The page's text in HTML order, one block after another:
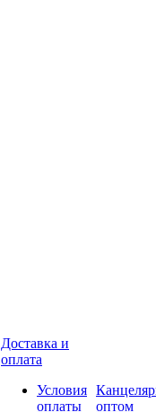
Доставка и
оплата
Условия
оплаты
оптом